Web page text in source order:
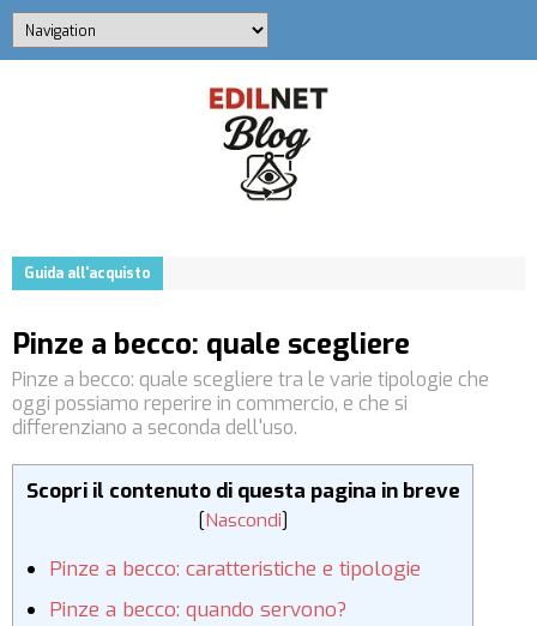
Guida all'acquisto
Pinze a becco: quale scegliere
Pinze a becco: quale scegliere tra le varie tipologie che
oggi possiamo reperire in commercio, e che si
differenziano a seconda dell'uso.
Scopri il contenuto di questa pagina in breve
[Nascondi]
Pinze a becco: caratteristiche e tipologie
Pinze a becco: quando servono?